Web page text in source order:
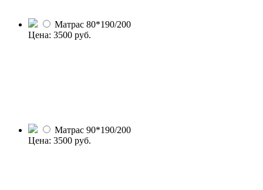
Матрас 80*190/200
Цена: 3500 руб.
Матрас 90*190/200
Цена: 3500 руб.